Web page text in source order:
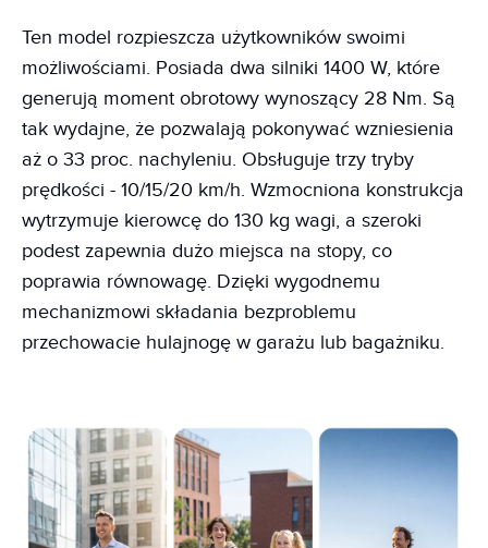
Ten model rozpieszcza użytkowników swoimi
możliwościami. Posiada dwa silniki 1400 W, które
generują moment obrotowy wynoszący 28 Nm. Są
tak wydajne, że pozwalają pokonywać wzniesienia
aż o 33 proc. nachyleniu. Obsługuje trzy tryby
prędkości - 10/15/20 km/h. Wzmocniona konstrukcja
wytrzymuje kierowcę do 130 kg wagi, a szeroki
podest zapewnia dużo miejsca na stopy, co
poprawia równowagę. Dzięki wygodnemu
mechanizmowi składania bezproblemu
przechowacie hulajnogę w garażu lub bagażniku.